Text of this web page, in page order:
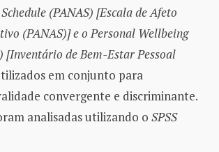
(PANAS) [Escala de Afeto
(PANAS)]e o Personal Wellbeing
[Inventário de Bem-Estar Pessoal
em conjunto para
convergente e discriminante.
analisadas utilizando o SPSS